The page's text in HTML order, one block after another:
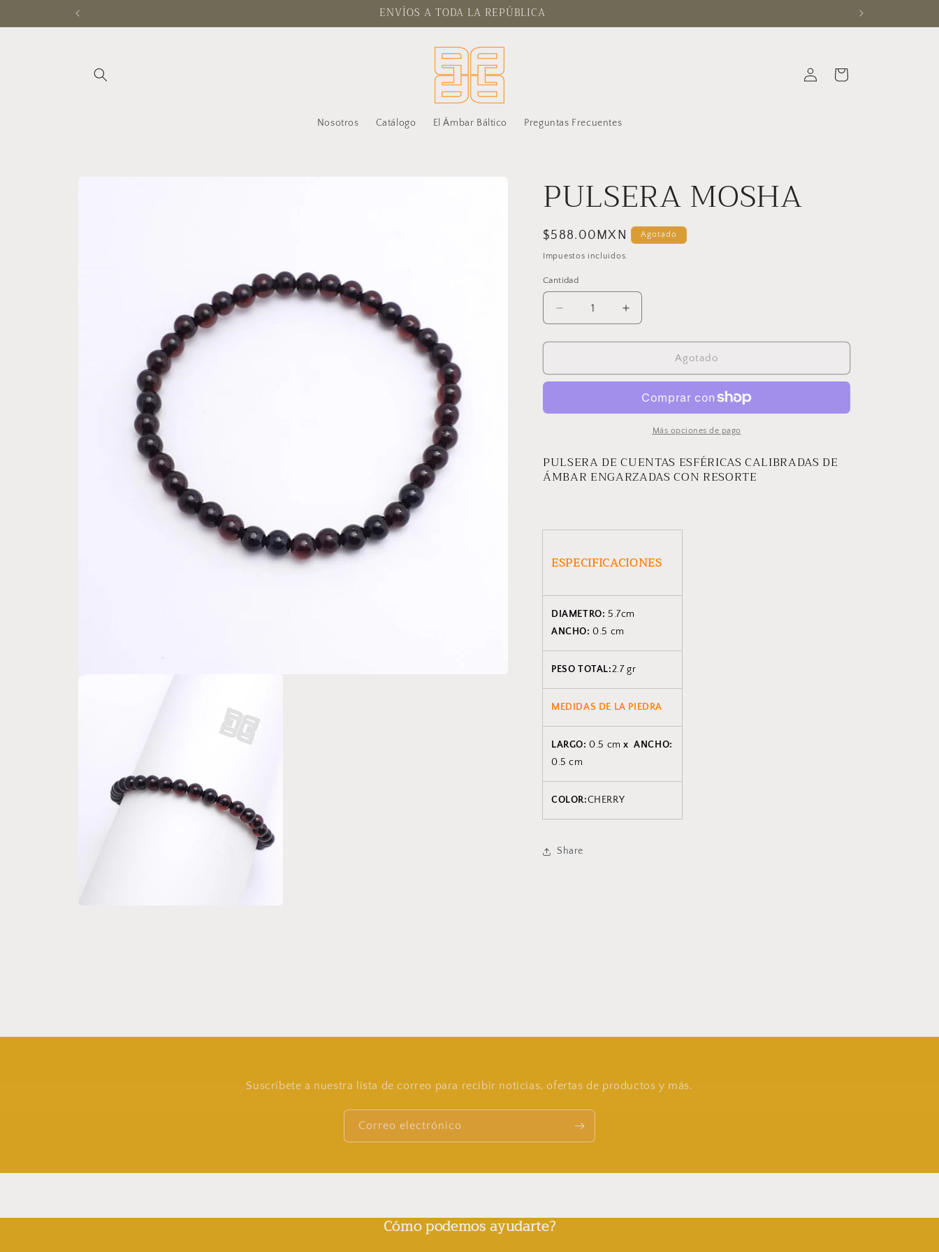
directamente
al contenido
ENVÍOS A TODA LA REPÚBLICA
Nosotros Catálogo El Ámbar Báltico Preguntas Frecuentes
sesión
Carrito
PULSERA MOSHA
Precio
habitual
$588.00MXN Agotado
Impuestos incluidos.
Cantidad
Reducir
cantidad
para
MOSHA
Aumentar
cantidad
para
PULSERA
MOSHA
Agotado
Más opciones de pago
PULSERA DE CUENTAS ESFÉRICAS CALIBRADAS DE
ÁMBAR ENGARZADAS CON RESORTE
ESPECIFICACIONES
DIAMETRO: 5.7cm
ANCHO:0.5 cm
PESO TOTAL:2.7 gr
MEDIDAS DE LA PIEDRA
LARGO:0.5 cmx ANCHO:
0.5 cm
COLOR:CHERRY
Share
Suscríbete a nuestra lista de correo para recibir noticias, ofertas de productos y más.
Correo electrónico
Cómo podemos ayudarte?